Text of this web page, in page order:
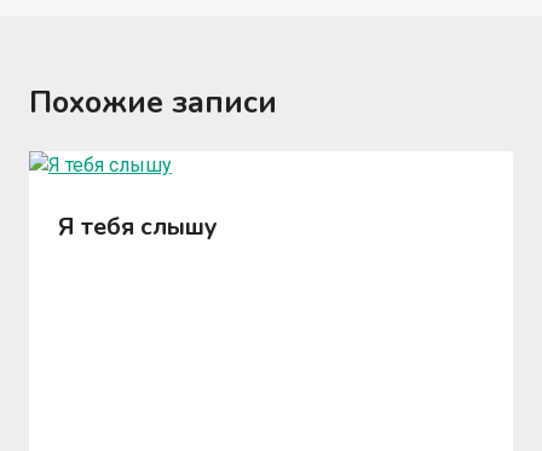
Похожие записи
Я тебя слышу